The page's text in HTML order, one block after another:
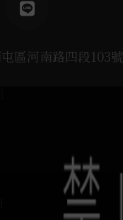
區河南路四段103號